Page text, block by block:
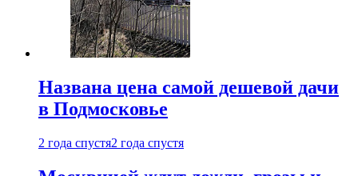
Названа цена самой дешевой дачи
в Подмосковье
2 года спустя2 года спустя